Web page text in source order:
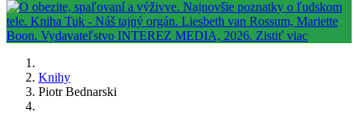
Knihy
Piotr Bednarski